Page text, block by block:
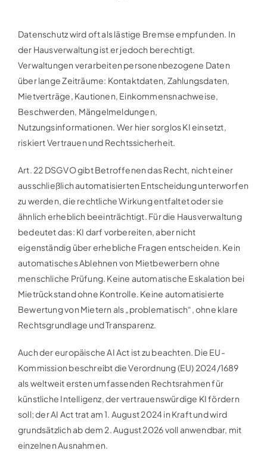
Datenschutz wird oft als lästige Bremse empfunden. In
der Hausverwaltung ist er jedoch berechtigt.
Verwaltungen verarbeiten personenbezogene Daten
über lange Zeiträume: Kontaktdaten, Zahlungsdaten,
Mietverträge, Kautionen, Einkommensnachweise,
Beschwerden, Mängelmeldungen,
Nutzungsinformationen. Wer hier sorglos KI einsetzt,
riskiert Vertrauen und Rechtssicherheit.
Art. 22 DSGVO gibt Betroffenen das Recht, nicht einer
ausschließlich automatisierten Entscheidung unterworfen
zu werden, die rechtliche Wirkung entfaltet oder sie
ähnlich erheblich beeinträchtigt. Für die Hausverwaltung
bedeutet das: KI darf vorbereiten, aber nicht
eigenständig über erhebliche Fragen entscheiden. Kein
automatisches Ablehnen von Mietbewerbern ohne
menschliche Prüfung. Keine automatische Eskalation bei
Mietrückstand ohne Kontrolle. Keine automatisierte
Bewertung von Mietern als „problematisch“, ohne klare
Rechtsgrundlage und Transparenz.
Auch der europäische AI Act ist zu beachten. Die EU-
Kommission beschreibt die Verordnung (EU) 2024/1689
als weltweit ersten umfassenden Rechtsrahmen für
künstliche Intelligenz, der vertrauenswürdige KI fördern
soll; der AI Act trat am 1. August 2024 in Kraft und wird
grundsätzlich ab dem 2. August 2026 voll anwendbar, mit
einzelnen Ausnahmen.